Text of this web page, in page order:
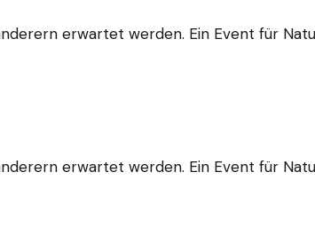
erwartet werden. Ein Event für
erwartet werden. Ein Event für